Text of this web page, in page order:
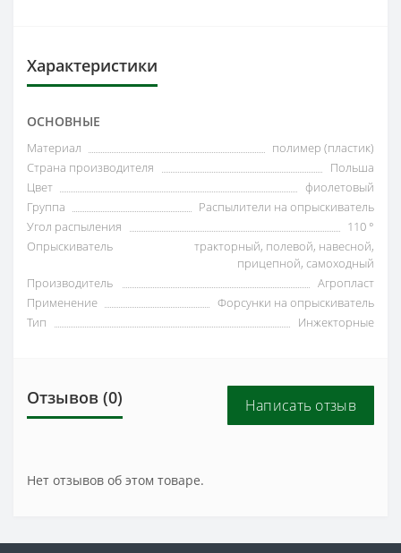
Характеристики
ОСНОВНЫЕ
Материал
полимер (пластик)
Страна производителя
Польша
Цвет
фиолетовый
Группа
Распылители на опрыскиватель
Угол распыления
110 °
Опрыскиватель
тракторный, полевой, навесной,
прицепной, самоходный
Производитель
Агропласт
Применение
Форсунки на опрыскиватель
Тип
Инжекторные
Отзывов (0) Написать отзыв
Нет отзывов об этом товаре.